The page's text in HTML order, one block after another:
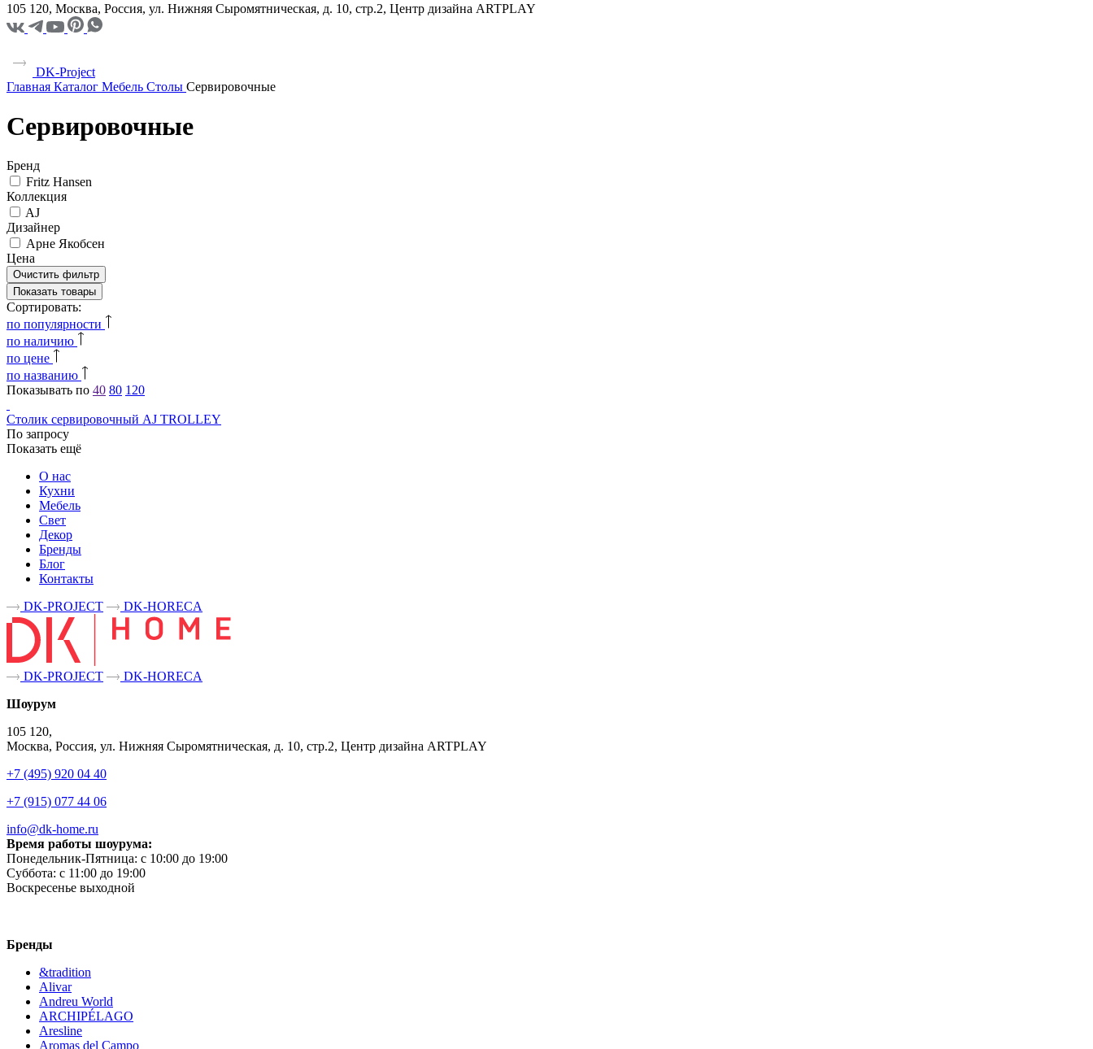
105 120, Москва, Россия, ул. Нижняя Сыромятническая, д. 10, стр.2, Центр дизайна ARTPLAY
DK-Project
Главная Каталог Мебель Столы Сервировочные
Сервировочные
Бренд
Fritz Hansen
Коллекция
AJ
Дизайнер
Арне Якобсен
Цена
Очистить фильтр
Показать товары
Сортировать:
по популярности
по наличию
по цене
по названию
Показывать по 40 80 120
Столик сервировочный AJ TROLLEY
По запросу
Показать ещё
О нас
Кухни
Мебель
Свет
Декор
Бренды
Блог
Контакты
DK-PROJECT
DK-HORECA
DK-PROJECT
DK-HORECA
Шоурум
105 120,
Москва, Россия, ул. Нижняя Сыромятническая, д. 10, стр.2, Центр дизайна ARTPLAY
+7 (495) 920 04 40
+7 (915) 077 44 06
info@dk-home.ru
Время работы шоурума:
Понедельник-Пятница: c 10:00 до 19:00
Суббота: c 11:00 до 19:00
Воскресенье выходной
Бренды
&tradition
Alivar
Andreu World
ARCHIPÉLAGO
Aresline
Aromas del Campo